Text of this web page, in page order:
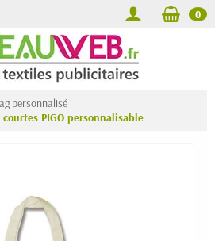
0
personnalisé
courtes PIGO personnalisable